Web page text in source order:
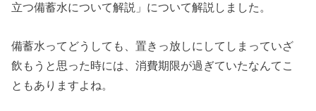
立つ備蓄水について解説」について解説しました。
備蓄水ってどうしても、置きっ放しにしてしまっていざ
飲もうと思った時には、消費期限が過ぎていたなんてこ
ともありますよね。